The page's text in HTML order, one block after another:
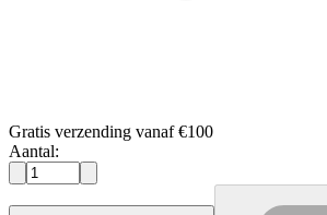
Gratis verzending vanaf €100
Aantal: